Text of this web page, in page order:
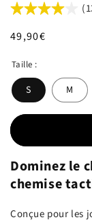
Prix
49,90€
Taille :
S M
Dominez le
chemise
Conçue pour les